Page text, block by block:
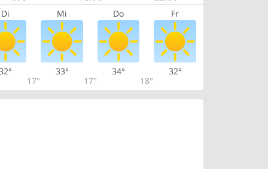
Di Mi Do Fr
17°
33°
17°
34°
18°
32°